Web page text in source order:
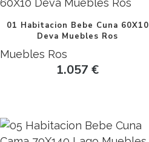
01 Habitacion Bebe Cuna 60X10
Deva Muebles Ros
Muebles Ros
1.057€